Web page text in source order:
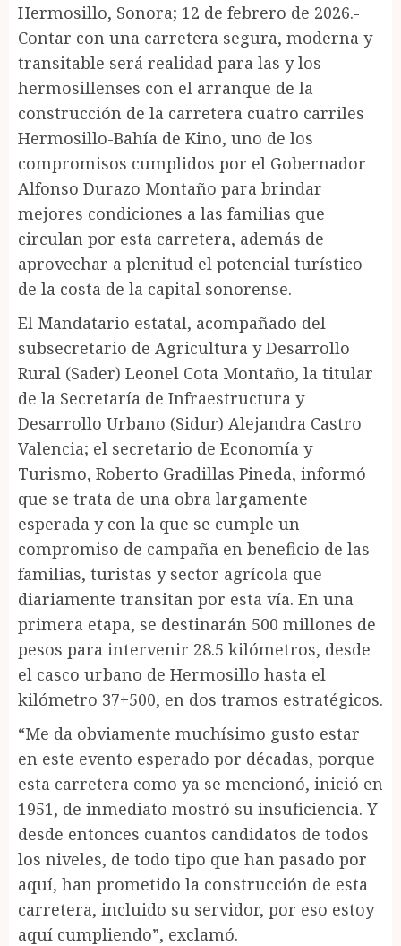
Hermosillo, Sonora; 12 de febrero de 2026.-
Contar con una carretera segura, moderna y
transitable será realidad para las y los
hermosillenses con el arranque de la
construcción de la carretera cuatro carriles
Hermosillo-Bahía de Kino, uno de los
compromisos cumplidos por el Gobernador
Alfonso Durazo Montaño para brindar
mejores condiciones a las familias que
circulan por esta carretera, además de
aprovechar a plenitud el potencial turístico
de la costa de la capital sonorense.
El Mandatario estatal, acompañado del
subsecretario de Agricultura y Desarrollo
Rural (Sader) Leonel Cota Montaño, la titular
de la Secretaría de Infraestructura y
Desarrollo Urbano (Sidur) Alejandra Castro
Valencia; el secretario de Economía y
Turismo, Roberto Gradillas Pineda, informó
que se trata de una obra largamente
esperada y con la que se cumple un
compromiso de campaña en beneficio de las
familias, turistas y sector agrícola que
diariamente transitan por esta vía. En una
primera etapa, se destinarán 500 millones de
pesos para intervenir 28.5 kilómetros, desde
el casco urbano de Hermosillo hasta el
kilómetro 37+500, en dos tramos estratégicos.
“Me da obviamente muchísimo gusto estar
en este evento esperado por décadas, porque
esta carretera como ya se mencionó, inició en
1951, de inmediato mostró su insuficiencia. Y
desde entonces cuantos candidatos de todos
los niveles, de todo tipo que han pasado por
aquí, han prometido la construcción de esta
carretera, incluido su servidor, por eso estoy
aquí cumpliendo”, exclamó.